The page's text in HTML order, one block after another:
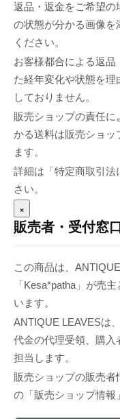
返品・返金をご希望の
の状態が分かる画像を
ください。
お客様都合による返
た経年変化や状態を
しておりません。
販売ショップの責任
かる送料は販売ショッ
ます。
詳細は「特定商取引
さい。
×
販売者・受付窓
この商品は、
「Kesa*patha」が売
います。
ANTIQUE LEAVESは
代金の代理受領、購入
担当します。
販売ショップの販売
の「販売ショップ情報